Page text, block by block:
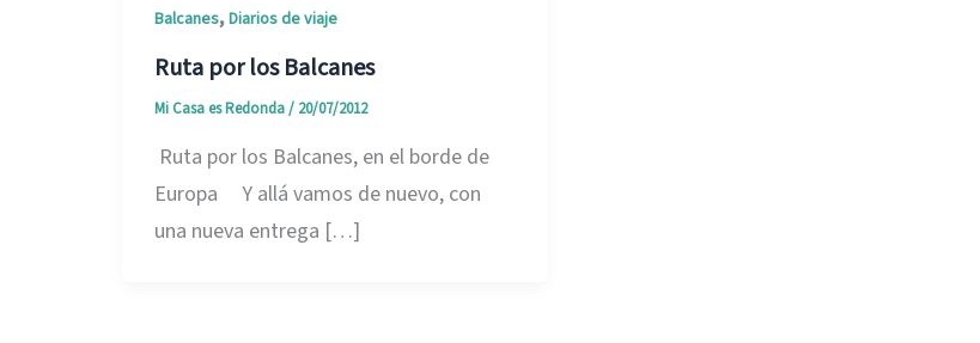
Balcanes,Diarios de viaje
Ruta por los Balcanes
Mi Casa es Redonda/ 20/07/2012
Ruta por los Balcanes, en el borde de
Europa Y allá vamos de nuevo, con
una nueva entrega […]